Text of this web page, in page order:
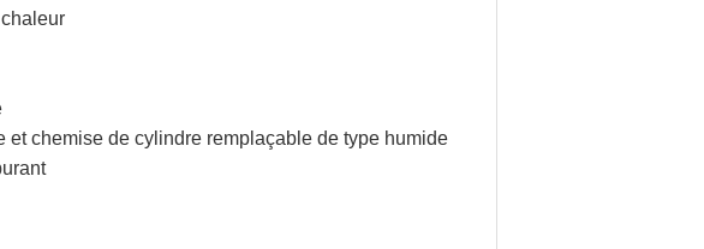
chemise de cylindre remplaçable de type humide